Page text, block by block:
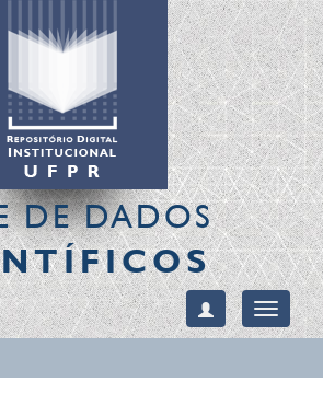
DE DADOS
Toggle